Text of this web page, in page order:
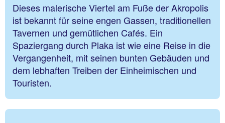
Dieses malerische Viertel am Fuße der Akropolis
ist bekannt für seine engen Gassen, traditionellen
Tavernen und gemütlichen Cafés. Ein
Spaziergang durch Plaka ist wie eine Reise in die
Vergangenheit, mit seinen bunten Gebäuden und
dem lebhaften Treiben der Einheimischen und
Touristen.